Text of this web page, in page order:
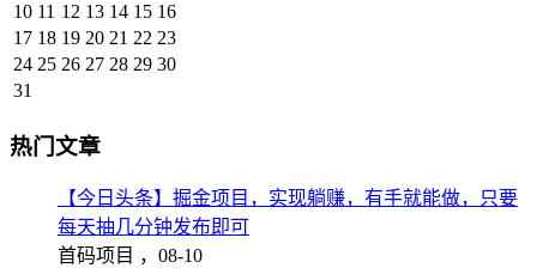
10 11 12 13 14 15 16
17 18 19 20 21 22 23
24 25 26 27 28 29 30
31
热门文章
【今日头条】掘金项目，实现躺赚，有手就能做，只要
每天抽几分钟发布即可
首码项目 ， 08-10